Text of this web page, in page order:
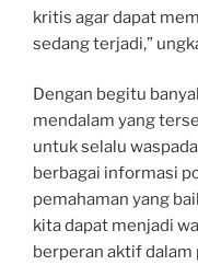
kritis agar dapat
sedang terjadi,”
Dengan begitu
mendalam yang
untuk selalu
berbagai informasi
pemahaman yang
kita dapat menjadi
berperan aktif dalam